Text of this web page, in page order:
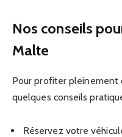
Nos conseils
Malte
Pour profiter pleinement
quelques conseils
Réservez votre